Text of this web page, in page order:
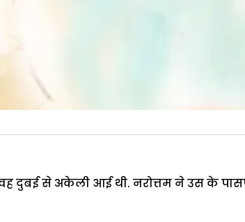
दुबई से अकेली आई थी. नरोत्तम ने उस के